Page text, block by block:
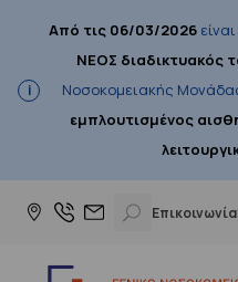
Από τις 06/03/2026
ΝΕΟΣ διαδικτυακός
Νοσοκομειακής
εμπλουτισμένος
Επικοινωνία